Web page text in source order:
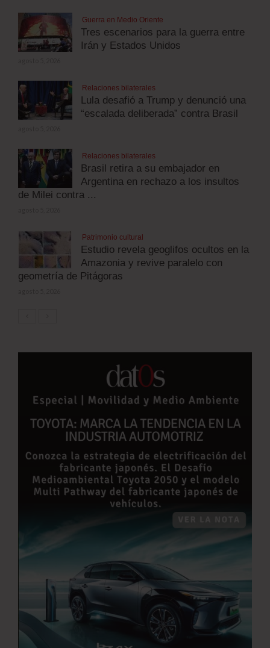
Guerra en Medio Oriente
Tres escenarios para la guerra entre
Irán y Estados Unidos
Relaciones bilaterales
Lula desafió a Trump y denunció una
“escalada deliberada” contra Brasil
Relaciones bilaterales
Brasil retira a su embajador en
Argentina en rechazo a los insultos
de Milei contra ...
Patrimonio cultural
Estudio revela geoglifos ocultos en la
Amazonia y revive paralelo con
geometría de Pitágoras